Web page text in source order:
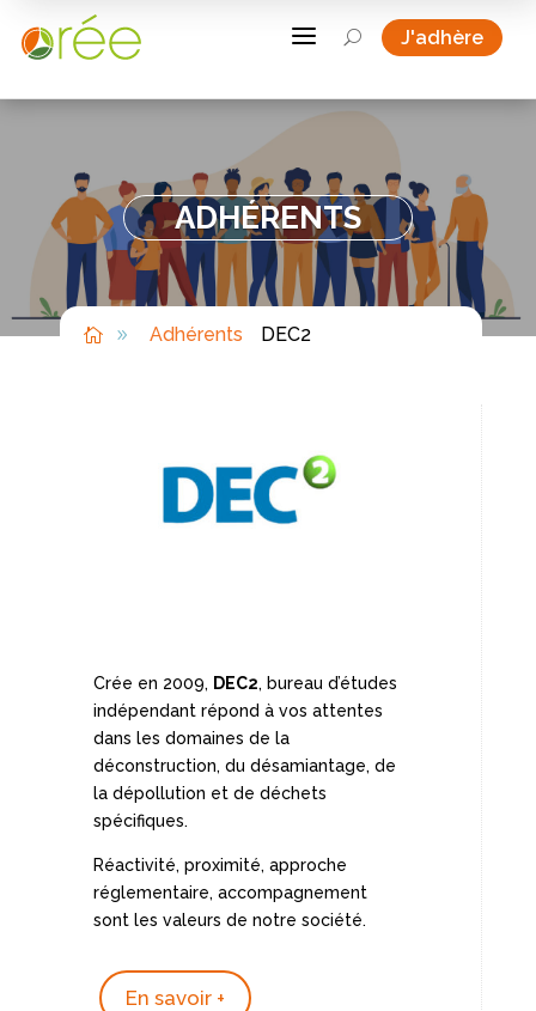
a U J'adhère
ADHÉRENTS
 9 Adhérents DEC2
Crée en 2009, DEC2, bureau d’études
indépendant répond à vos attentes
dans les domaines de la
déconstruction, du désamiantage, de
la dépollution et de déchets
spécifiques.
Réactivité, proximité, approche
réglementaire, accompagnement
sont les valeurs de notre société.
En savoir +